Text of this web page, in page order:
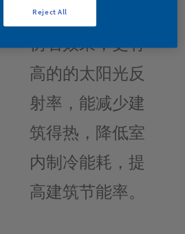
石漆色泽自然的
仿石效果，更有
高的的太阳光反
射率，能减少建
筑得热，降低室
内制冷能耗，提
高建筑节能率。
Reject All